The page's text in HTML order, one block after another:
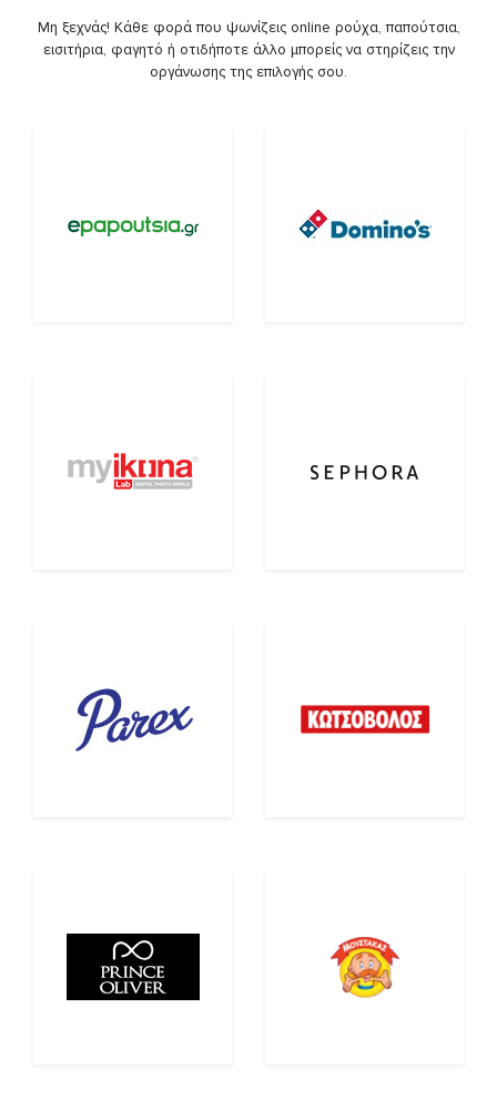
Μη ξεχνάς! Κάθε φορά που ψωνίζεις online ρούχα, παπούτσια,
εισιτήρια, φαγητό ή οτιδήποτε άλλο μπορείς να στηρίζεις την
οργάνωσης της επιλογής σου.